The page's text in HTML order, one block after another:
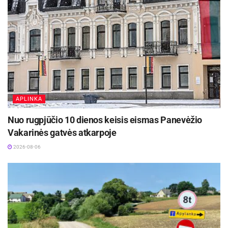
diegiant pažangias technologijas ir kuriant
palankias bei saugias sąlygas darbuotojams“, –
sako LSMU Kauno ligoninės generalinė direktorė
prof. dr. Diana Žaliaduonytė.
Vienoje vietoje sutelktos skubiosios pagalbos
grandys leis greičiau atlikti tyrimus, operatyviau
APLINKA
Nuo rugpjūčio 10 dienos keisis eismas Panevėžio
Vakarinės gatvės atkarpoje
2026-08-06